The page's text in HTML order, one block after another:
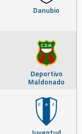
Danubio
Deportivo
Maldonado